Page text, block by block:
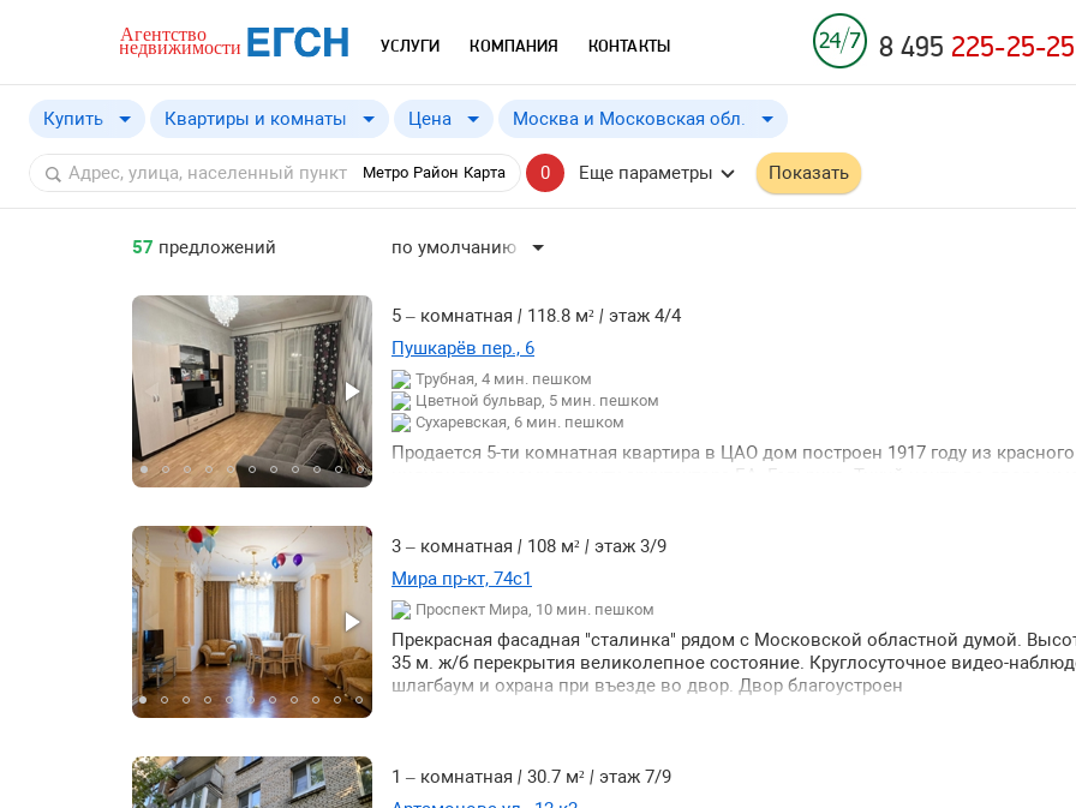
УСЛУГИ КОМПАНИЯ КОНТАКТЫ 8 495 225-25-25
Купить
Купить
Снять
Квартиры и комнаты Цена
от a Применить
Москва и Московская обл.
Москва и Московская обл.
Москва
Московская обл.
Метро Район Карта 0 Еще параметры Показать
57 предложений по умолчанию
по цене ↑
по комнатности ↓
по комнатности ↑
по общей площади ↓
по этажности ↑
5 – комнатная | 118.8 м² | этаж 4/4
Пушкарёв пер., 6
Трубная, 4 мин. пешком
Цветной бульвар, 5 мин. пешком
Сухаревская, 6 мин. пешком
Продается 5-ти комнатная квартира в ЦАО дом построен 1917 году из
индивидуальному проекту архитектора Г.А. Гельриха. Тихий центр во дворе
гимназии лицеи и школы театры и концертные залы Москвы рестораны бары
магазины поликлиники и больницы отличная работа службы доставки места
резидентским разрешениям на парковках. Квартира имеет отличную
просторный холл все комнаты изолированные светлые с большими окнами
подсобное помещение потолками 327м дополнительный выход из квартиры
лестнице во двор. Есть возможность присоединить мансардный этаж.
документы. Отказников нет.
3 – комнатная | 108 м² | этаж 3/9
Мира пр-кт, 74с1
Проспект Мира, 10 мин. пешком
Прекрасная фасадная "сталинка" рядом с Московской областной думой.
35 м. ж/б перекрытия великолепное состояние. Круглосуточное видео-
шлагбаум и охрана при въезде во двор. Двор благоустроен
1 – комнатная | 30.7 м² | этаж 7/9